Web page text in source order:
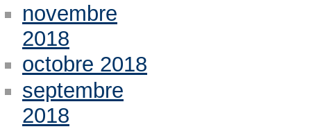
novembre
2018
octobre 2018
septembre
2018